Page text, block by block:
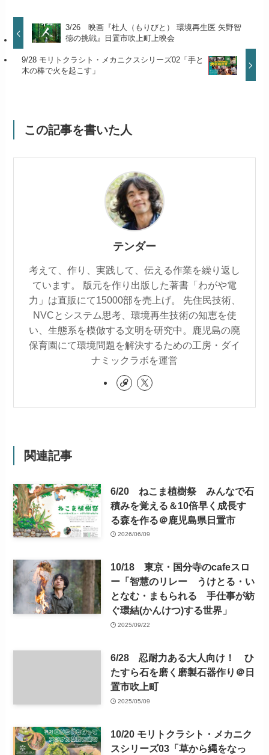
3/26 映画『杜人（もりびと） 環境再生医 矢野智
徳の挑戦』日置市吹上町上映会
9/28 モリトクラシト・メカニクスシリーズ02「手と
木の棒で火を起こす」
この記事を書いた人
テンダー
考えて、作り、実践して、伝える作業を繰り返し
ています。 版元を作り出版した著書「わがや電
力」は直販にて15000部を売上げ。 先住民技術、
NVCとシステム思考、環境再生技術の知恵を使
い、生態系を模倣する文明を研究中。鹿児島の廃
保育園にて環境問題を解決するための工房・ダイ
ナミックラボを運営
関連記事
6/20 ねこま植樹祭 みんなで石
積みを覚える＆10倍早く成長す
る森を作る＠鹿児島県日置市
2026/06/09
10/18 東京・国分寺のcafeスロ
ー「智慧のリレー うけとる・い
となむ・まもられる 手仕事が紡
ぐ環結(かんけつ)する世界」
2025/09/22
6/28 忍耐力ある大人向け！ ひ
たすら石を磨く磨製石器作り＠日
置市吹上町
2025/05/09
10/20 モリトクラシト・メカニク
スシリーズ03「草から縄をなっ